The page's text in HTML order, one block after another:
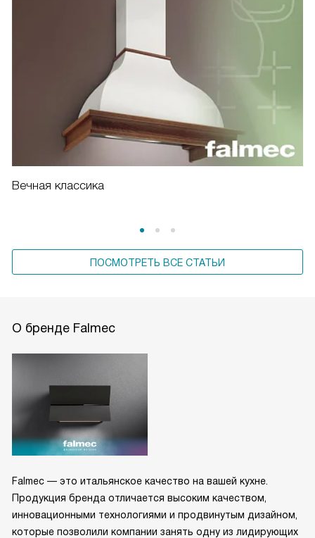
Вечная классика
ПОСМОТРЕТЬ ВСЕ СТАТЬИ
О бренде Falmec
Falmec — это итальянское качество на вашей кухне.
Продукция бренда отличается высоким качеством,
инновационными технологиями и продвинутым дизайном,
которые позволили компании занять одну из лидирующих